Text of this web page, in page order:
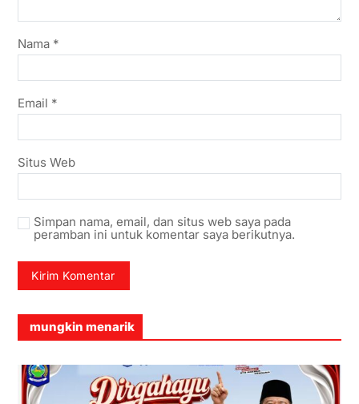
Nama *
Email *
Situs Web
Simpan nama, email, dan situs web saya pada
peramban ini untuk komentar saya berikutnya.
mungkin menarik